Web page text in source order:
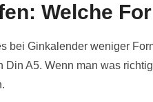
Welche
bei Ginkalender weniger
Din A5. Wenn man was